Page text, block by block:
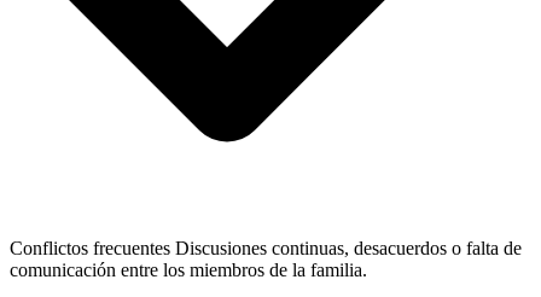
Conflictos frecuentes Discusiones continuas, desacuerdos o falta de
comunicación entre los miembros de la familia.